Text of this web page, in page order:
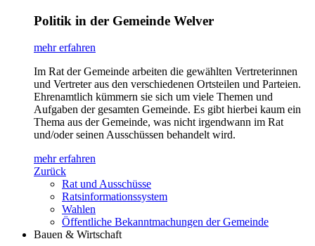
Politik in der Gemeinde Welver
mehr erfahren
Im Rat der Gemeinde arbeiten die gewählten Vertreterinnen
und Vertreter aus den verschiedenen Ortsteilen und Parteien.
Ehrenamtlich kümmern sie sich um viele Themen und
Aufgaben der gesamten Gemeinde. Es gibt hierbei kaum ein
Thema aus der Gemeinde, was nicht irgendwann im Rat
und/oder seinen Ausschüssen behandelt wird.
mehr erfahren
Zurück
Rat und Ausschüsse
Ratsinformationssystem
Wahlen
Öffentliche Bekanntmachungen der Gemeinde
Bauen & Wirtschaft